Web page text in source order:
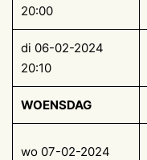
20:00
di 06-02-2024
20:10
WOENSDAG
wo 07-02-2024